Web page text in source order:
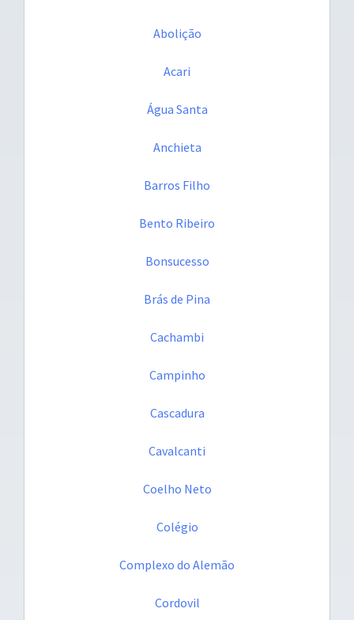
Abolição
Acari
Água Santa
Anchieta
Barros Filho
Bento Ribeiro
Bonsucesso
Brás de Pina
Cachambi
Campinho
Cascadura
Cavalcanti
Coelho Neto
Colégio
Complexo do Alemão
Cordovil